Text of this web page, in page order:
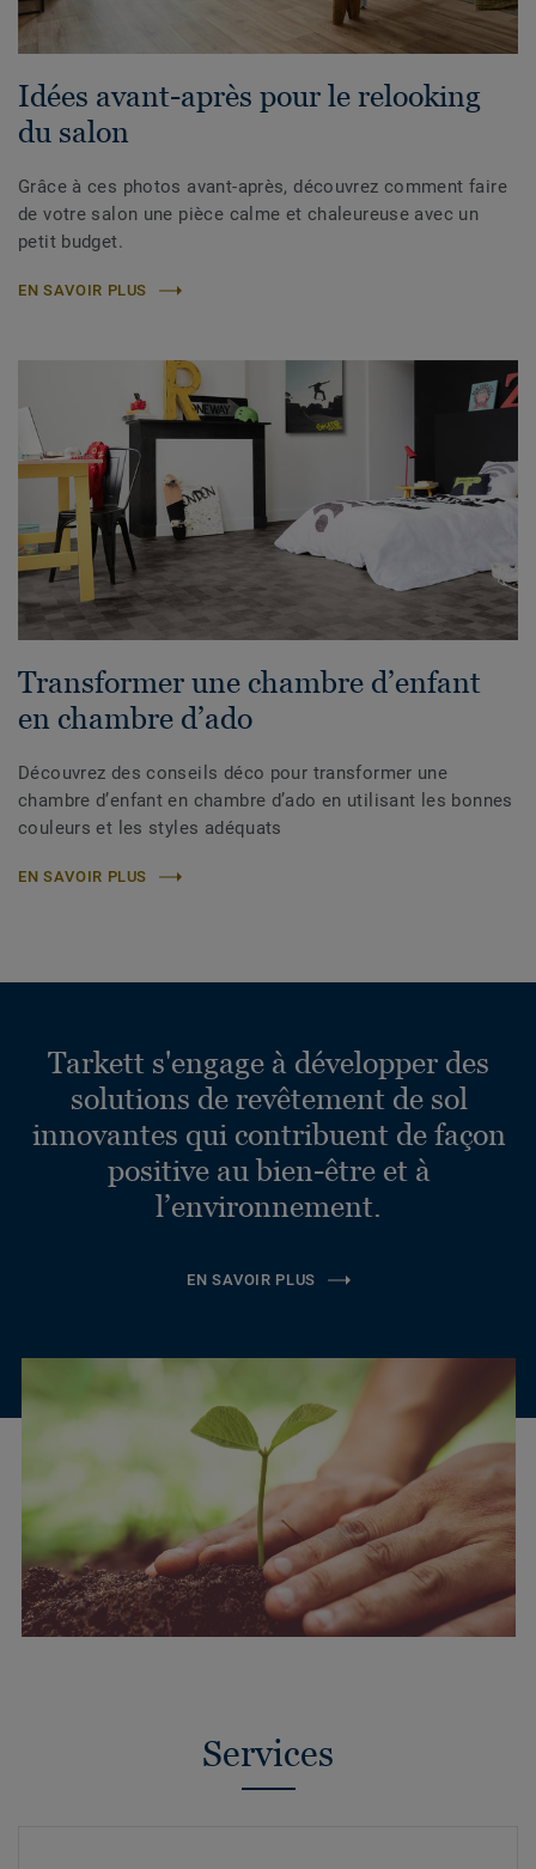
Idées avant-après pour le relooking
du salon
Grâce à ces photos avant-après, découvrez comment faire
de votre salon une pièce calme et chaleureuse avec un
petit budget.
EN SAVOIR PLUS
Transformer une chambre d’enfant
en chambre d’ado
Découvrez des conseils déco pour transformer une
chambre d’enfant en chambre d’ado en utilisant les bonnes
couleurs et les styles adéquats
EN SAVOIR PLUS
Tarkett s'engage à développer des
solutions de revêtement de sol
innovantes qui contribuent de façon
positive au bien-être et à
l’environnement.
EN SAVOIR PLUS
Services